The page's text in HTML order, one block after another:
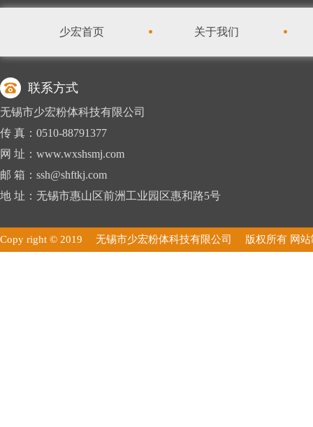
少宏首页 关于我们
联系方式
无锡市少宏粉体科技有限公司
传 真：0510-88791377
网 址：www.wxshsmj.com
邮 箱：ssh@shftkj.com
地 址：无锡市惠山区前洲工业园区惠和路5号
Copy right © 2019 无锡市少宏粉体科技有限公司 版权所有 网